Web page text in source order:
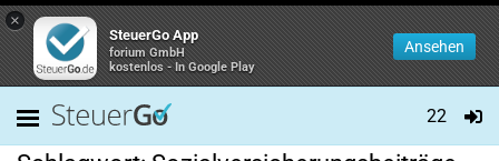
×
SteuerGo App
forium GmbH
kostenlos - In Google Play
Ansehen
22